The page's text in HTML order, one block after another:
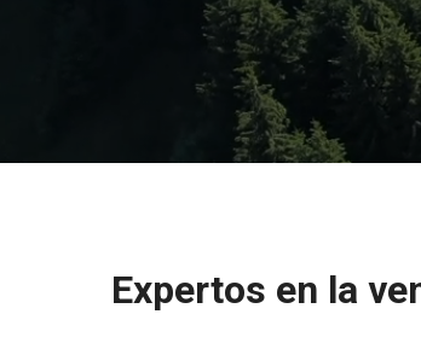
Expertos en la